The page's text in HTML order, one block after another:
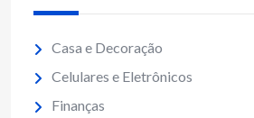
Casa e Decoração
Celulares e Eletrônicos
Finanças